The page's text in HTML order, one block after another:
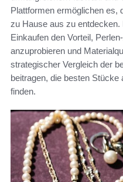
Plattformen ermöglichen es,
zu Hause aus zu
Einkaufen den Vorteil,
anzuprobieren und
strategischer Vergleich der
beitragen, die besten
finden.